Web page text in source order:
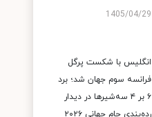
1405/04/29
انگلیس با شکست پرگل
فرانسه سوم جهان شد؛ برد
۶ بر ۴ سه‌شیرها در دیدار
رده‌بندی جام جهانی ۲۰۲۶